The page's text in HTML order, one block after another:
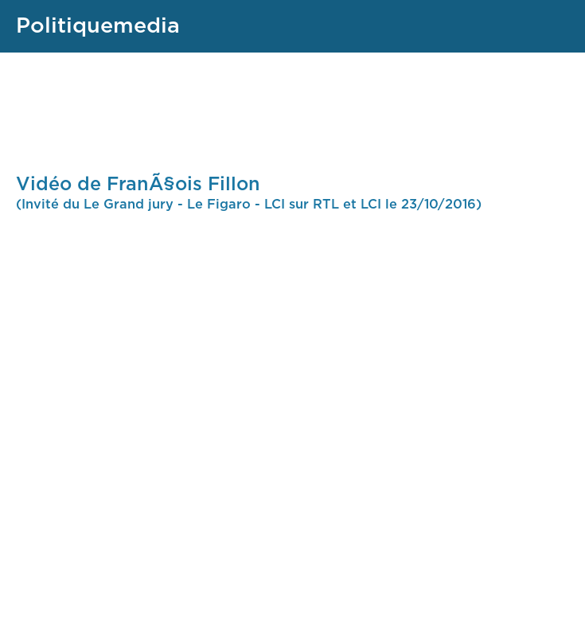
Politiquemedia
Vidéo de FranÃ§ois Fillon
(Invité du Le Grand jury - Le Figaro - LCI sur RTL et LCI le 23/10/2016)